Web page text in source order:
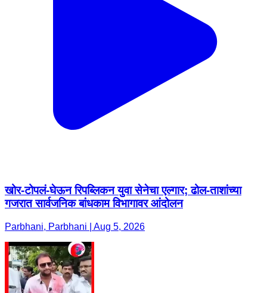
खोर-टोपलं-घेऊन रिपब्लिकन युवा सेनेचा एल्गार; ढोल-ताशांच्या
गजरात सार्वजनिक बांधकाम विभागावर आंदोलन
Parbhani, Parbhani | Aug 5, 2026